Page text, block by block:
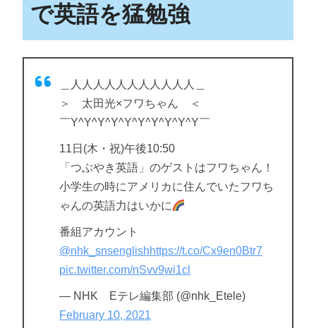
で英語を猛勉強
＿人人人人人人人人人人人＿
＞ 太田光×フワちゃん ＜
￣Y^Y^Y^Y^Y^Y^Y^Y^Y^Y￣
11日(木・祝)午後10:50
「つぶやき英語」のゲストはフワちゃん！
小学生の時にアメリカに住んでいたフワち
ゃんの英語力はいかに
番組アカウント
@nhk_snsenglishhttps://t.co/Cx9en0Btr7
pic.twitter.com/nSvv9wi1cl
— NHK Eテレ編集部 (@nhk_Etele)
February 10, 2021